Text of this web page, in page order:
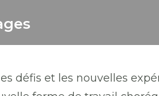
défis et les nouvelles